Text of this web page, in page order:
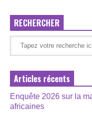
RECHERCHER
Articles récents
Enquête 2026 sur la
africaines